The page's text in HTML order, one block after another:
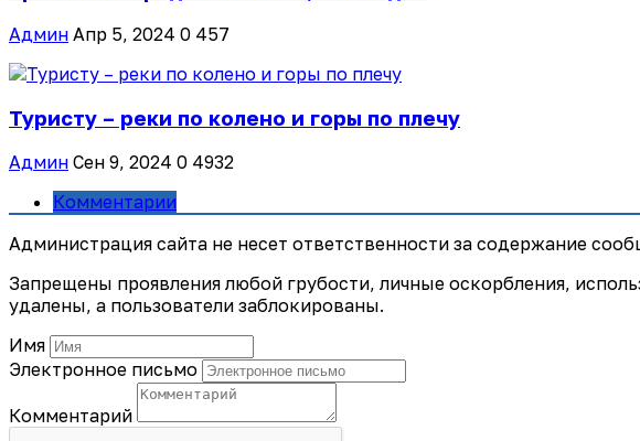
Админ Апр 5, 2024 0 457
Туристу – реки по колено и горы по плечу
Админ Сен 9, 2024 0 4932
Комментарии
Администрация сайта не несет ответственности за содержание
Запрещены проявления любой грубости, личные оскорбления,
удалены, а пользователи заблокированы.
Имя
Электронное письмо
Комментарий